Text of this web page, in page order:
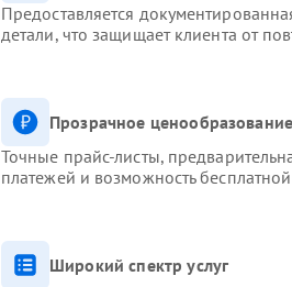
Предоставляется
детали, что защищает клиента от
Прозрачное
Точные прайс-листы,
платежей и возможность
Широкий спектр услуг